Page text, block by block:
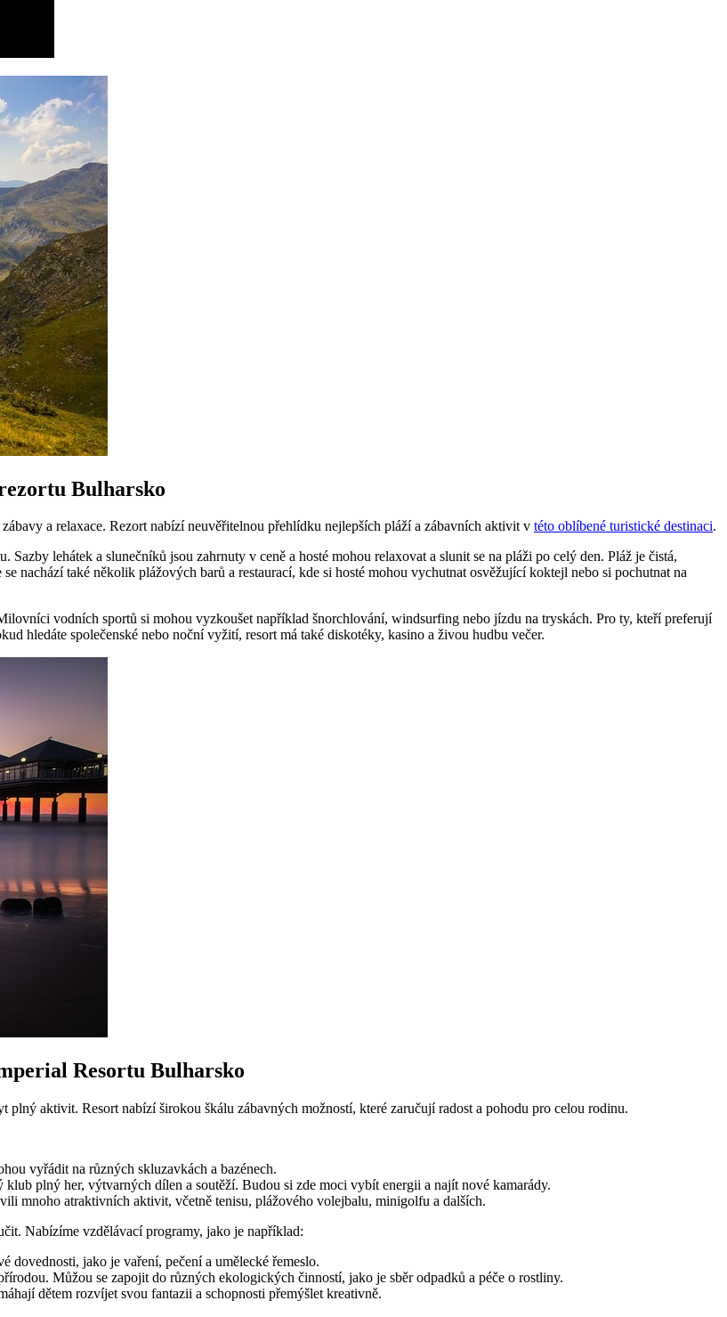
Bulharsko
a relaxace. Rezort nabízí neuvěřitelnou přehlídku nejlepších pláží a zábavních aktivit v této oblíbené turistické destinaci.
lehátek a slunečníků jsou zahrnuty v ceně a hosté mohou relaxovat a slunit se na pláži po celý den. Pláž je čistá,
nachází také několik plážových barů a restaurací, kde si hosté mohou vychutnat osvěžující koktejl nebo si pochutnat na
vodních sportů si mohou vyzkoušet například šnorchlování, windsurfing nebo jízdu na tryskách. Pro ty, kteří preferují
hledáte společenské nebo noční vyžití, resort má také diskotéky, kasino a živou hudbu večer.
Resortu Bulharsko
aktivit. Resort nabízí širokou škálu zábavných možností, které zaručují radost a pohodu pro celou rodinu.
vyřádit na různých skluzavkách a bazénech.
plný her, výtvarných dílen a soutěží. Budou si zde moci vybít energii a najít nové kamarády.
mnoho atraktivních aktivit, včetně tenisu, plážového volejbalu, minigolfu a dalších.
Nabízíme vzdělávací programy, jako je například:
dovednosti, jako je vaření, pečení a umělecké řemeslo.
Můžou se zapojit do různých ekologických činností, jako je sběr odpadků a péče o rostliny.
dětem rozvíjet svou fantazii a schopnosti přemýšlet kreativně.